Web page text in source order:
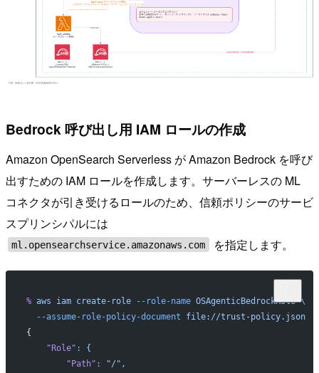
Bedrock 呼び出し用 IAM ロールの作成
Amazon OpenSearch Serverless が Amazon Bedrock を呼び
出すための IAM ロールを作成します。サーバーレスの ML
コネクタが引き受けるロールのため、信頼ポリシーのサービ
スプリンシパルには
ml.opensearchservice.amazonaws.com を指定します。
% aws iam create-role --role-name OSAgenticBedrockRole \
  --assume-role-policy-document
file://trust-policy.json
{
    "Role"
:
{
        "Path"
:
"/",